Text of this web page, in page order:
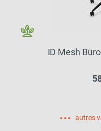
ID Mesh
autres